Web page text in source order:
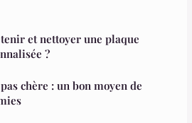
et nettoyer une plaque
?
chère : un bon moyen de